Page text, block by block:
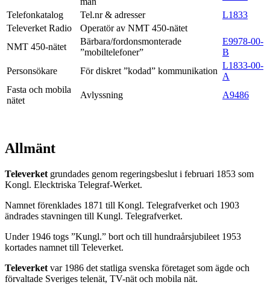
Telefonkatalog
Tel.nr & adresser
L1833
Televerket Radio
Operatör av NMT 450-nätet
NMT 450-nätet
Bärbara/fordonsmonterade
”mobiltelefoner”
E9978-00-
B
Personsökare
För diskret ”kodad” kommunikation
L1833-00-
A
Fasta och mobila
nätet
Avlyssning A9486
Allmänt
Televerket grundades genom regeringsbeslut i februari 1853 som
Kongl. Elecktriska Telegraf-Werket.
Namnet förenklades 1871 till Kongl. Telegrafverket och 1903
ändrades stavningen till Kungl. Telegrafverket.
Under 1946 togs ”Kungl.” bort och till hundraårsjubileet 1953
kortades namnet till Televerket.
Televerket var 1986 det statliga svenska företaget som ägde och
förvaltade Sveriges telenät, TV-nät och mobila nät.